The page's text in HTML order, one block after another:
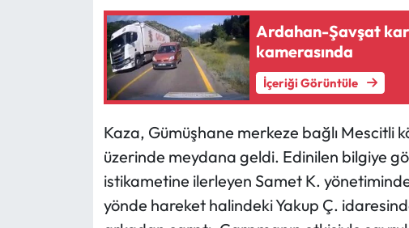
Ardahan-Şavşat
kamerasında
İçeriği Görüntüle
Kaza, Gümüşhane merkeze bağlı Mescitli
üzerinde meydana geldi. Edinilen bilgiye
istikametine ilerleyen Samet K.
yönde hareket halindeki Yakup Ç.
Mektup Galeri